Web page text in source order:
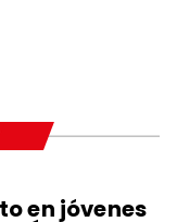
en jóvenes